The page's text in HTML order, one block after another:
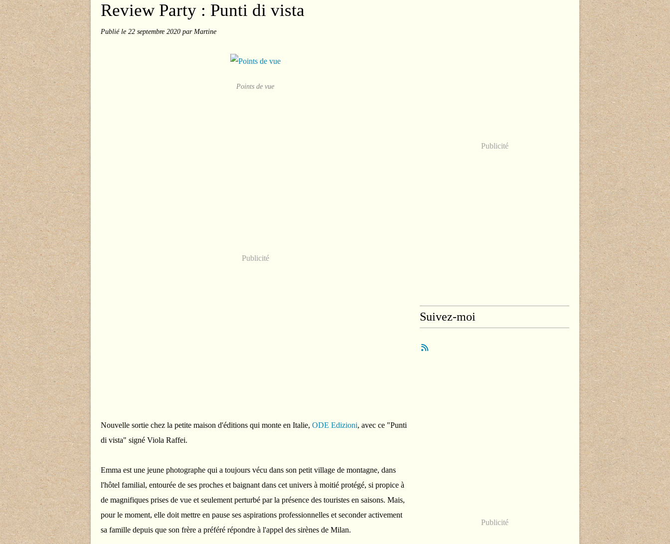
Review Party : Punti di vista
Publié le 22 septembre 2020 par Martine
Points de vue
Publicité
Nouvelle sortie chez la petite maison d'éditions qui monte en Italie, ODE Edizioni, avec ce "Punti
di vista" signé Viola Raffei.
Emma est une jeune photographe qui a toujours vécu dans son petit village de montagne, dans
l'hôtel familial, entourée de ses proches et baignant dans cet univers à moitié protégé, si propice à
de magnifiques prises de vue et seulement perturbé par la présence des touristes en saisons. Mais,
pour le moment, elle doit mettre en pause ses aspirations professionnelles et seconder activement
sa famille depuis que son frère a préféré répondre à l'appel des sirènes de Milan.
Publicité
Suivez-moi
Publicité